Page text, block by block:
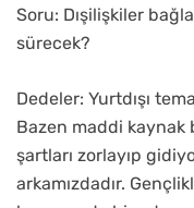
Soru: Dışilişkiler
sürecek?
Dedeler: Yurtdışı
Bazen maddi kaynak
şartları zorlayıp
arkamızdadır.